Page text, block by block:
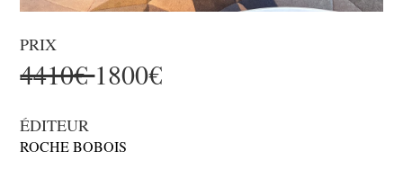
PRIX
4410€1800€
ÉDITEUR
ROCHE BOBOIS